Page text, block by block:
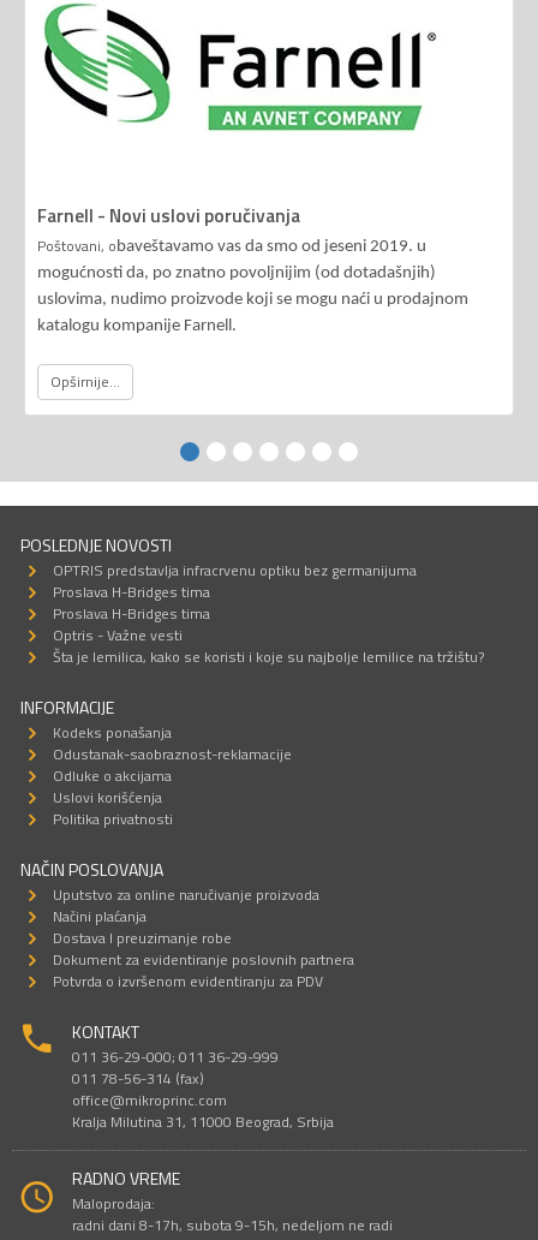
Farnell - Novi uslovi poručivanja
Poštovani, o baveštavamo vas da smo od jeseni 2019. u
mogućnosti da, po znatno povoljnijim (od dotadašnjih)
uslovima, nudimo proizvode koji se mogu naći u prodajnom
katalogu kompanije Farnell.
Opširnije...
POSLEDNJE NOVOSTI
OPTRIS predstavlja infracrvenu optiku bez germanijuma
Proslava H-Bridges tima
Proslava H-Bridges tima
Optris - Važne vesti
Šta je lemilica, kako se koristi i koje su najbolje lemilice na tržištu?
INFORMACIJE
Kodeks ponašanja
Odustanak-saobraznost-reklamacije
Odluke o akcijama
Uslovi korišćenja
Politika privatnosti
NAČIN POSLOVANJA
Uputstvo za online naručivanje proizvoda
Načini plaćanja
Dostava I preuzimanje robe
Dokument za evidentiranje poslovnih partnera
Potvrda o izvršenom evidentiranju za PDV
KONTAKT
011 36-29-000; 011 36-29-999
011 78-56-314 (fax)
office@mikroprinc.com
Kralja Milutina 31, 11000 Beograd, Srbija
RADNO VREME
Maloprodaja:
radni dani 8-17h, subota 9-15h, nedeljom ne radi